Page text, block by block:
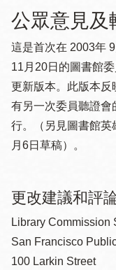
公眾意見及
這是首次在 2003年
11月20日的圖書館
更新版本。此版本反
有另一次委員聽證會
行。（另見圖書館英
月6日草稿）。
更改建議和評
Library Commission
San Francisco
100 Larkin Street